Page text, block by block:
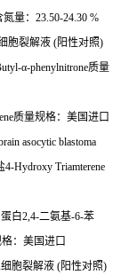
量： 23.50-24.30 %
胞裂解液 (阳性对照)
α-phenylnitrone质量
质量规格：美国进口
asocytic blastoma
4-Hydroxy Triamterene
蛋白2,4-二氨基-6-苯
：美国进口
胞裂解液 (阳性对照)